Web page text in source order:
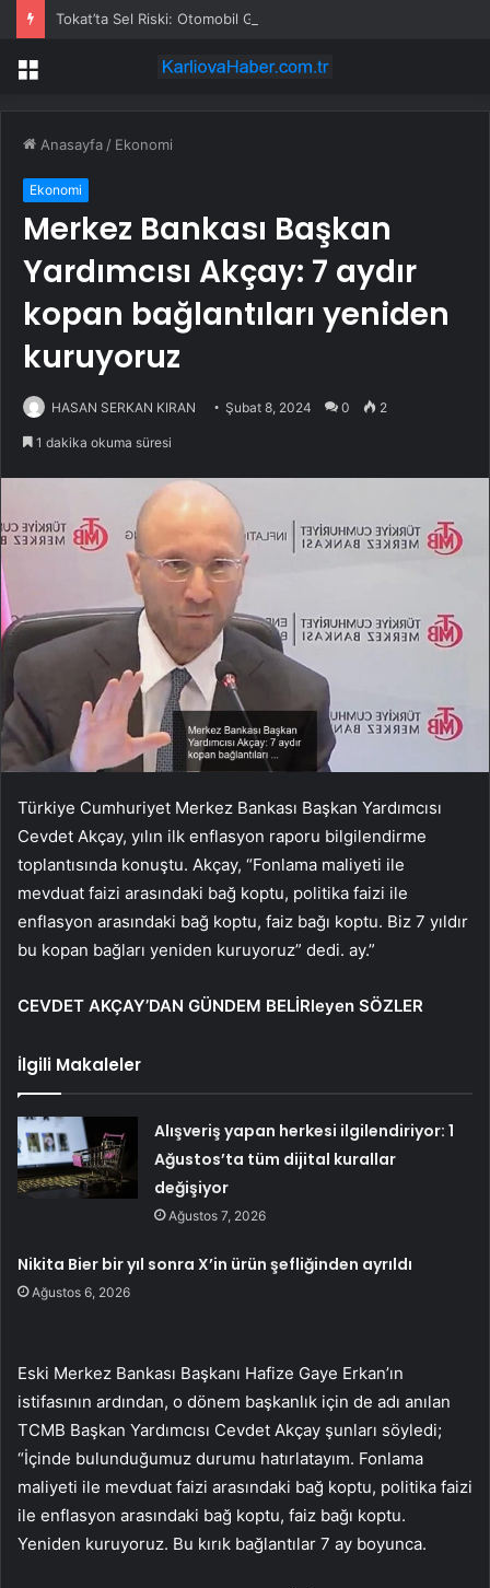
Tokat’ta Sel Riski: Otomobil Güvenli Alana Çekildi
Menü
Anasayfa / Ekonomi
Ekonomi
Merkez Bankası Başkan
Yardımcısı Akçay: 7 aydır
kopan bağlantıları yeniden
kuruyoruz
HASAN SERKAN KIRAN Şubat 8, 2024 0 2
1 dakika okuma süresi
Türkiye Cumhuriyet Merkez Bankası Başkan Yardımcısı
Cevdet Akçay, yılın ilk enflasyon raporu bilgilendirme
toplantısında konuştu. Akçay, “Fonlama maliyeti ile
mevduat faizi arasındaki bağ koptu, politika faizi ile
enflasyon arasındaki bağ koptu, faiz bağı koptu. Biz 7 yıldır
bu kopan bağları yeniden kuruyoruz” dedi. ay.”
CEVDET AKÇAY’DAN GÜNDEM BELİRleyen SÖZLER
İlgili Makaleler
Alışveriş yapan herkesi ilgilendiriyor: 1
Ağustos’ta tüm dijital kurallar
değişiyor
Ağustos 7, 2026
Nikita Bier bir yıl sonra X’in ürün şefliğinden ayrıldı
Ağustos 6, 2026
Eski Merkez Bankası Başkanı Hafize Gaye Erkan’ın
istifasının ardından, o dönem başkanlık için de adı anılan
TCMB Başkan Yardımcısı Cevdet Akçay şunları söyledi;
“İçinde bulunduğumuz durumu hatırlatayım. Fonlama
maliyeti ile mevduat faizi arasındaki bağ koptu, politika faizi
ile enflasyon arasındaki bağ koptu, faiz bağı koptu.
Yeniden kuruyoruz. Bu kırık bağlantılar 7 ay boyunca.